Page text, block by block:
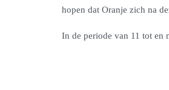
hopen dat Oranje zich na
In de periode van 11 tot en